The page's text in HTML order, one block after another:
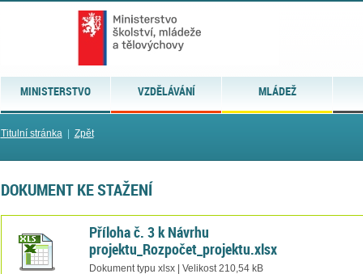
MINISTERSTVO VZDĚLÁVÁNÍ MLÁDEŽ
Titulní stránka| Zpět
DOKUMENT KE STAŽENÍ
Příloha č. 3 k Návrhu
projektu_Rozpočet_projektu.xlsx
Dokument typu xlsx | Velikost 210,54 kB